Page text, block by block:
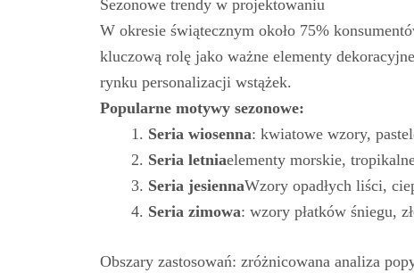
Sezonowe trendy w projektowaniu
W okresie świątecznym około 75%
kluczową rolę jako ważne elementy
rynku personalizacji wstążek.
Popularne motywy sezonowe:
Seria wiosenna: kwiatowe wzory,
Seria letniaelementy morskie,
Seria jesiennaWzory opadłych liści,
Seria zimowa: wzory płatków śniegu,
Obszary zastosowań: zróżnicowana analiza